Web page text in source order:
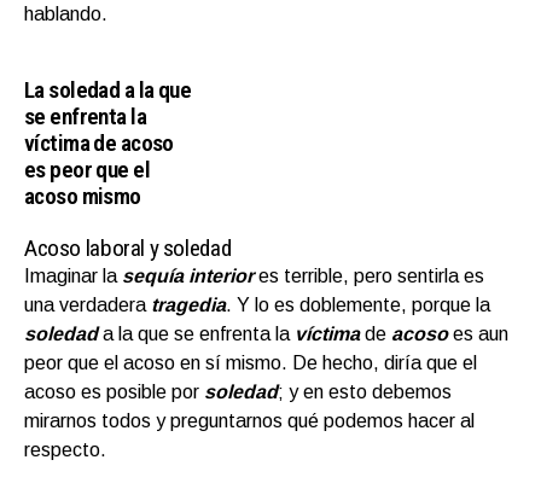
hablando.
La soledad a la que
se enfrenta la
víctima de acoso
es peor que el
acoso mismo
Acoso laboral y soledad
Imaginar la sequía interiores terrible, pero sentirla es
una verdadera tragedia. Y lo es doblemente, porque la
soledada la que se enfrenta la víctimade acoso es aun
peor que el acoso en sí mismo. De hecho, diría que el
acoso es posible por soledad; y en esto debemos
mirarnos todos y preguntarnos qué podemos hacer al
respecto.